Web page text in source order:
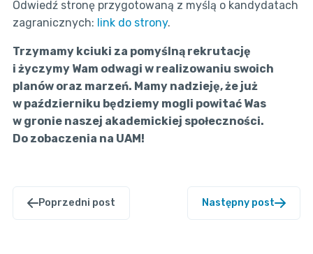
Odwiedź stronę przygotowaną z myślą o kandydatach
zagranicznych: link do strony.
Trzymamy kciuki za pomyślną rekrutację
i życzymy Wam odwagi w realizowaniu swoich
planów oraz marzeń. Mamy nadzieję, że już
w październiku będziemy mogli powitać Was
w gronie naszej akademickiej społeczności.
Do zobaczenia na UAM!
Poprzedni post Następny post